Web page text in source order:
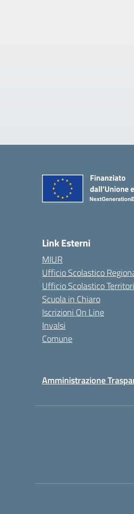
Link Esterni
MIUR
Ufficio Scolastico
Ufficio Scolastico
Scuola in Chiaro
Iscrizioni On Line
Invalsi
Comune
Amministrazione